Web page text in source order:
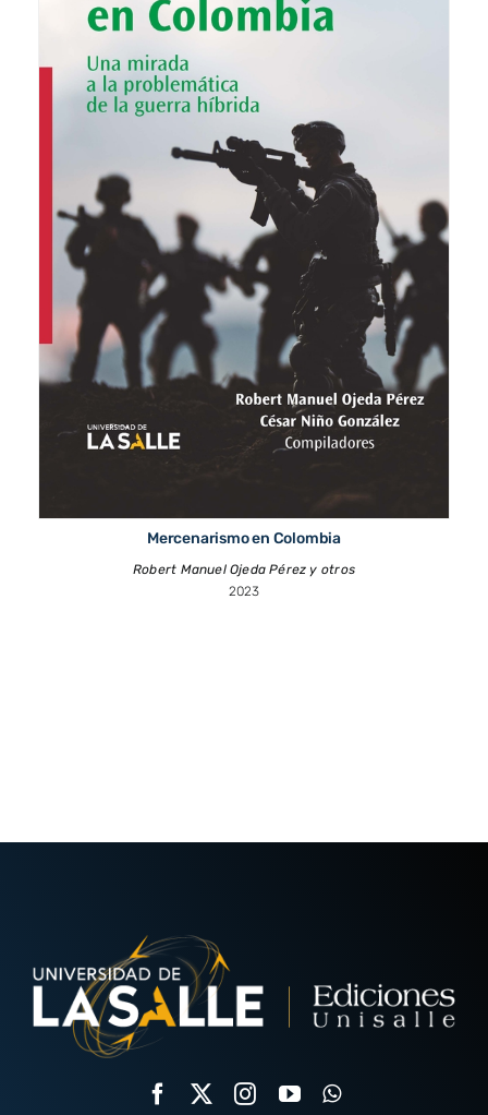
Mercenarismo en Colombia
Robert Manuel Ojeda Pérez y otros
2023